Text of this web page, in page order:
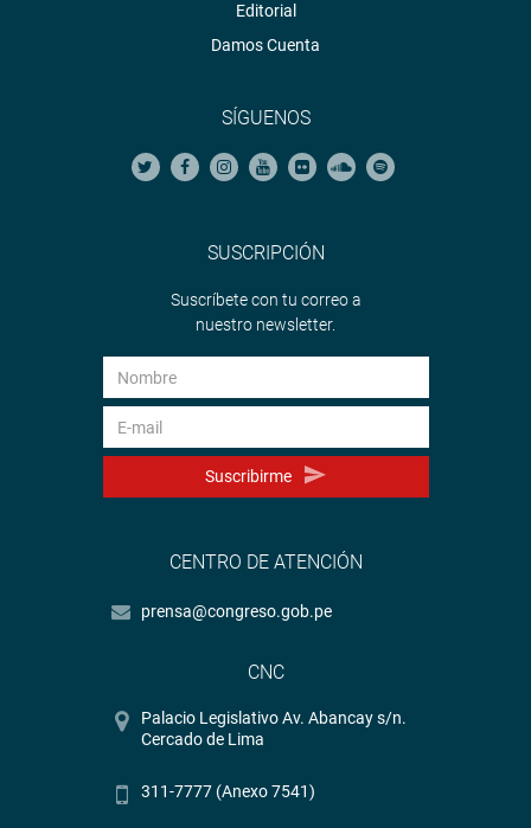
Editorial
Damos Cuenta
SÍGUENOS
SUSCRIPCIÓN
Suscríbete con tu correo a
nuestro newsletter.
Suscribirme
CENTRO DE ATENCIÓN
prensa@congreso.gob.pe
CNC
Palacio Legislativo Av. Abancay s/n.
Cercado de Lima
311-7777 (Anexo 7541)